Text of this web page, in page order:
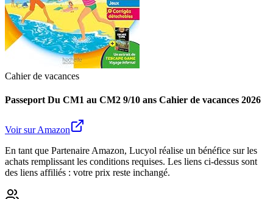
Cahier de vacances
Passeport Du CM1 au CM2 9/10 ans Cahier de vacances 2026
Voir sur Amazon
En tant que Partenaire Amazon, Lucyol réalise un bénéfice sur les
achats remplissant les conditions requises. Les liens ci-dessus sont
des liens affiliés : votre prix reste inchangé.